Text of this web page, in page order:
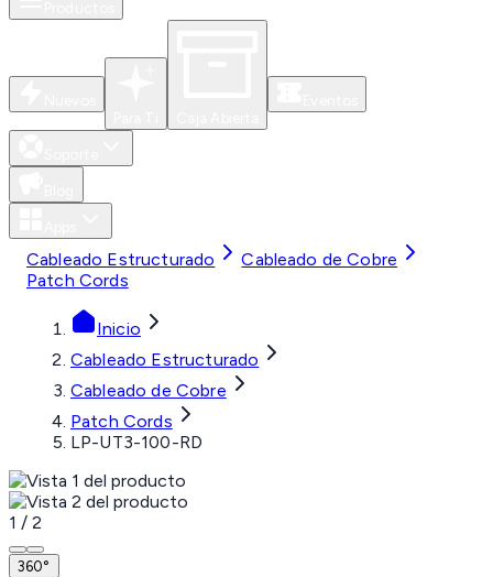
Cableado Estructurado
Cableado de Cobre
Patch Cords
Inicio
Cableado Estructurado
Cableado de Cobre
Patch Cords
LP-UT3-100-RD
1 / 2
360°